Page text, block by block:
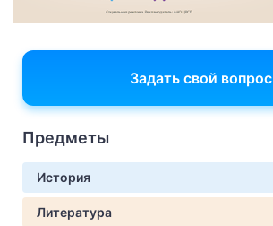
Задать свой вопрос
Предметы
История
Литература